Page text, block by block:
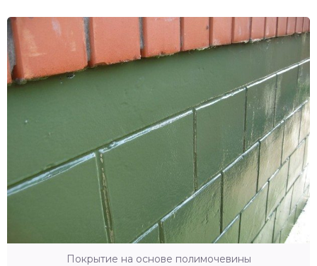
Покрытие на основе полимочевины